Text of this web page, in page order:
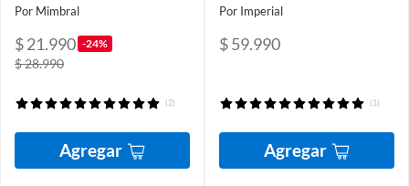
Por Mimbral
$ 21.990 -24%
$ 28.990
(2)
Agregar
Por Imperial
$ 59.990
(1)
Agregar